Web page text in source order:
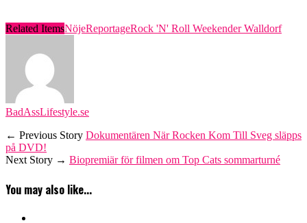
Related ItemsNöjeReportageRock 'N' Roll Weekender Walldorf
BadAssLifestyle.se
← Previous Story Dokumentären När Rocken Kom Till Sveg släpps
på DVD!
Next Story → Biopremiär för filmen om Top Cats sommarturné
You may also like...